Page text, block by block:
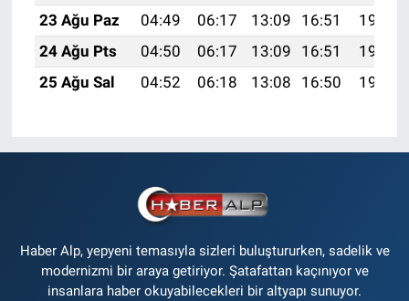
23 Ağu Paz
04:49 06:17 13:09 16:51
19:51
24 Ağu Pts
04:50 06:17 13:09 16:51
19:50
25 Ağu Sal
04:52 06:18 13:08 16:50 19:48
Haber Alp, yepyeni temasıyla sizleri buluştururken, sadelik ve
modernizmi bir araya getiriyor. Şatafattan kaçınıyor ve
insanlara haber okuyabilecekleri bir altyapı sunuyor.